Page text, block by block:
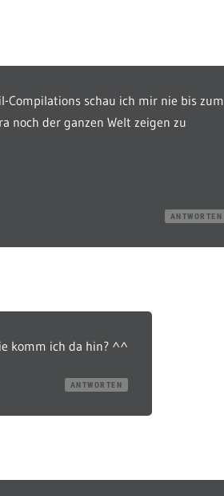
Compilations schau ich mir nie bis zum
noch der ganzen Welt zeigen zu
ANTWORTEN
komm ich da hin? ^^
ANTWORTEN